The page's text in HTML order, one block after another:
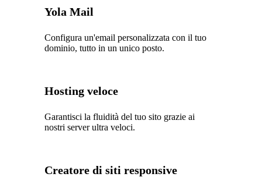
Yola Mail
Configura un'email personalizzata con il tuo
dominio, tutto in un unico posto.
Hosting veloce
Garantisci la fluidità del tuo sito grazie ai
nostri server ultra veloci.
Creatore di siti responsive